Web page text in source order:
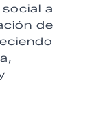
a
de